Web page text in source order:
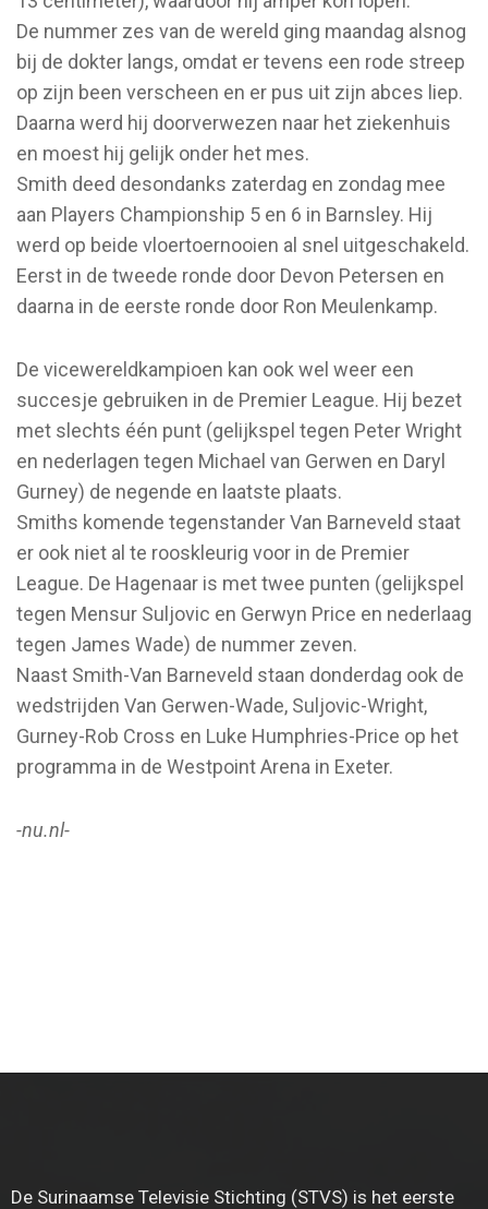
De nummer zes van de wereld ging maandag alsnog
bij de dokter langs, omdat er tevens een rode streep
op zijn been verscheen en er pus uit zijn abces liep.
Daarna werd hij doorverwezen naar het ziekenhuis
en moest hij gelijk onder het mes.
Smith deed desondanks zaterdag en zondag mee
aan Players Championship 5 en 6 in Barnsley. Hij
werd op beide vloertoernooien al snel uitgeschakeld.
Eerst in de tweede ronde door Devon Petersen en
daarna in de eerste ronde door Ron Meulenkamp.
De vicewereldkampioen kan ook wel weer een
succesje gebruiken in de Premier League. Hij bezet
met slechts één punt (gelijkspel tegen Peter Wright
en nederlagen tegen Michael van Gerwen en Daryl
Gurney) de negende en laatste plaats.
Smiths komende tegenstander Van Barneveld staat
er ook niet al te rooskleurig voor in de Premier
League. De Hagenaar is met twee punten (gelijkspel
tegen Mensur Suljovic en Gerwyn Price en nederlaag
tegen James Wade) de nummer zeven.
Naast Smith-Van Barneveld staan donderdag ook de
wedstrijden Van Gerwen-Wade, Suljovic-Wright,
Gurney-Rob Cross en Luke Humphries-Price op het
programma in de Westpoint Arena in Exeter.
-nu.nl-
De Surinaamse Televisie Stichting (STVS) is het eerste